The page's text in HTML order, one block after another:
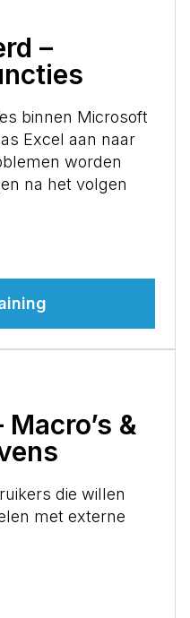
–
binnen Microsoft
Excel aan naar
worden
na het volgen
&
die willen
met externe